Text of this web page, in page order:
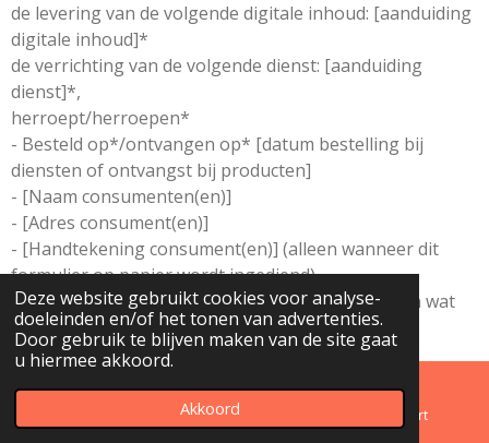
Deze website gebruikt cookies voor analyse-
doeleinden en/of het tonen van advertenties.
Door gebruik te blijven maken van de site gaat
u hiermee akkoord.
Akkoord
de levering van de volgende digitale inhoud: [aanduiding
digitale inhoud]*
de verrichting van de volgende dienst: [aanduiding
dienst]*,
herroept/herroepen*
- Besteld op*/ontvangen op* [datum bestelling bij
diensten of ontvangst bij producten]
- [Naam consumenten(en)]
- [Adres consument(en)]
- [Handtekening consument(en)] (alleen wanneer dit
formulier op papier wordt ingediend)
* Doorhalen wat niet van toepassing is of invullen wat
van toepassing is.
Telefoonnummer Kaart